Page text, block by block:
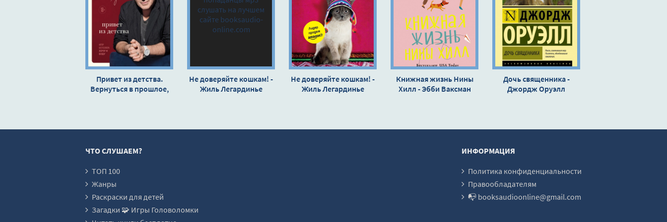
Привет из детства.
Вернуться в прошлое,
Лабковский
Не доверяйте кошкам! -
Жиль Легардинье
Не доверяйте кошкам! -
Жиль Легардинье
Книжная жизнь Нины
Хилл - Эбби Ваксман
Дочь священника -
Джордж Оруэлл
ЧТО СЛУШАЕМ?
ТОП 100
Жанры
Раскраски для детей
Загадки 🧩 Игры Головоломки
ИНФОРМАЦИЯ
Политика конфиденциальности
Правообладателям
📭 booksaudioonline@gmail.com